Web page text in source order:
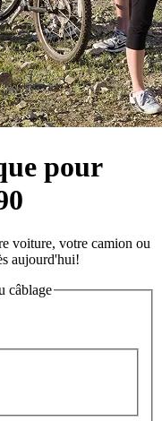
pour
voiture, votre camion ou
aujourd'hui!
câblage